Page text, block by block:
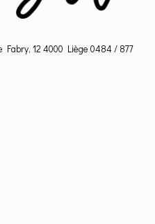
Fabry, 12 4000 Liège 0484 / 877